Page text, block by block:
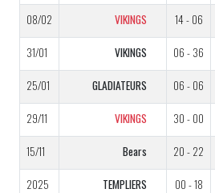
08/02 VIKINGS 14 - 06
31/01 VIKINGS 06 - 36
25/01 GLADIATEURS 06 - 06
29/11 VIKINGS 30 - 00
15/11 Bears 20 - 22
2025 TEMPLIERS 00 - 18